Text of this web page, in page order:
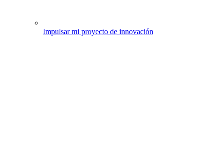
Impulsar mi proyecto de innovación